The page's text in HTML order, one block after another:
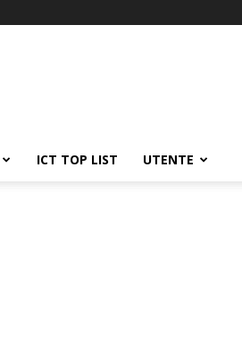
ICT TOP LIST UTENTE